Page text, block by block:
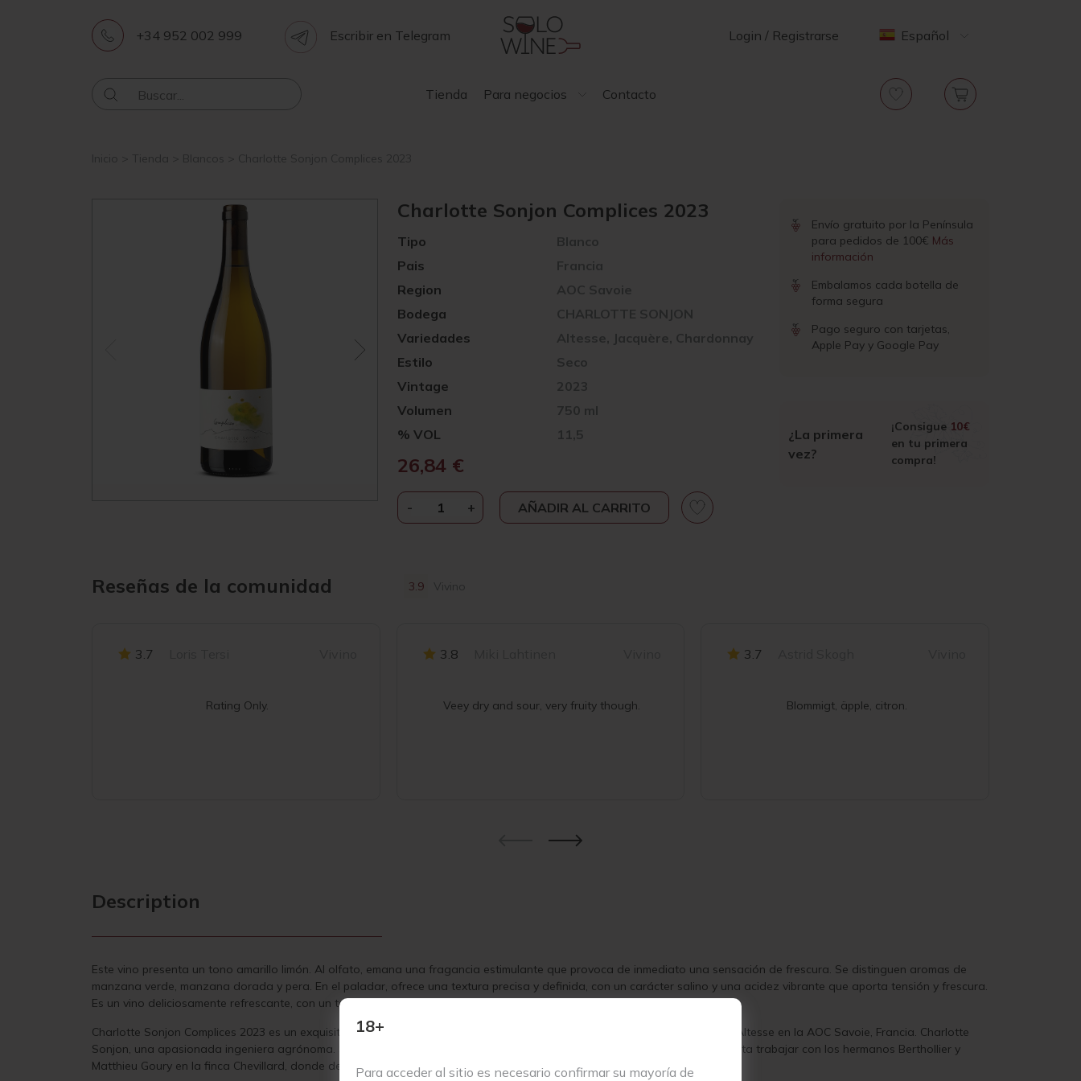
18+
Para acceder al sitio es necesario confirmar su mayoría de
+34 952 002 999 Escribir en Telegram Login / Registrarse Español
Tienda Para negocios Contacto
Inicio Tienda Blancos Charlotte Sonjon Complices 2023
Charlotte Sonjon Complices 2023
Pais Francia
Vintage 2023
Region AOC Savoie
Volumen 750 ml
Bodega CHARLOTTE SONJON
% VOL 11,5
Variedades Altesse, Jacquère, Chardonnay
Tipo Blanco
Estilo Seco
26,84 €
-CHARLOTTE
SONJON
CANTIDAD
+ AÑADIR AL CARRITO
Envío gratuito por la Península
para pedidos de 100€ Más
información
Embalamos cada botella de
forma segura
Pago seguro con tarjetas,
Apple Pay y Google Pay
¿La primera
vez?
¡Consigue 10€
en tu primera
compra!
Reseñas de la comunidad 3.9 Vivino
3.7
Rating Only.
3.8
Veey dry and sour, very fruity though.
3.7
Blommigt, äpple, citron.
Description
Este vino presenta un tono amarillo limón. Al olfato, emana una fragancia estimulante que provoca de inmediato una sensación de frescura. Se distinguen aromas de
manzana verde, manzana dorada y pera. En el paladar, ofrece una textura precisa y definida, con un carácter salino y una acidez vibrante que aporta tensión y frescura.
Es un vino deliciosamente refrescante, con un toque efervescente que lo hace sumamente agradable.
Charlotte Sonjon Complices 2023 es un exquisito vino blanco seco, elaborado con las variedades Chardonnay, Jacquère y Altesse en la AOC Savoie, Francia. Charlotte
Sonjon, una apasionada ingeniera agrónoma. Su carrera la ha llevado desde el Château de la Martinette en Provenza hasta trabajar con los hermanos Berthollier y
Matthieu Goury en la finca Chevillard, donde descubrió su amor por la vinicultura.